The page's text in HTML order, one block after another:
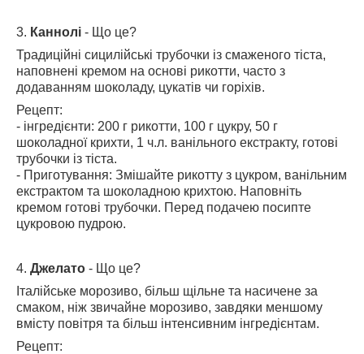
3. Каннолі - Що це?
Традиційні сицилійські трубочки із смаженого тіста,
наповнені кремом на основі рикотти, часто з
додаванням шоколаду, цукатів чи горіхів.
Рецепт:
- інгредієнти: 200 г рикотти, 100 г цукру, 50 г
шоколадної крихти, 1 ч.л. ванільного екстракту, готові
трубочки із тіста.
- Приготування: Змішайте рикотту з цукром, ванільним
екстрактом та шоколадною крихтою. Наповніть
кремом готові трубочки. Перед подачею посипте
цукровою пудрою.
4. Джелато - Що це?
Італійське морозиво, більш щільне та насичене за
смаком, ніж звичайне морозиво, завдяки меншому
вмісту повітря та більш інтенсивним інгредієнтам.
Рецепт: